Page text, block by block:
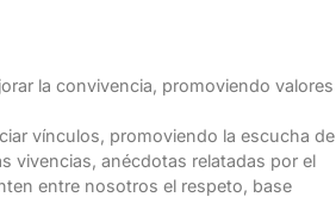
la convivencia, promoviendo valores
vínculos, promoviendo la escucha de
vivencias, anécdotas relatadas por el
entre nosotros el respeto, base